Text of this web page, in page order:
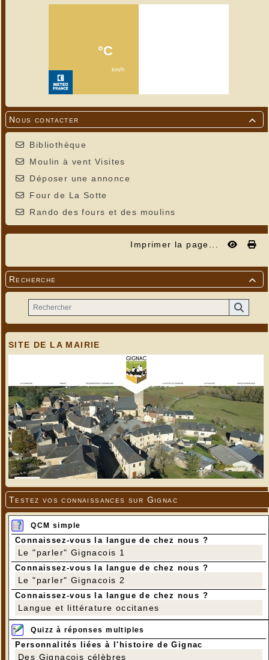

Nous contacter
Bibliothèque
Moulin à vent Visites
Déposer une annonce
Four de La Sotte
Rando des fours et des moulins
Imprimer la page...

Recherche
SITE DE LA MAIRIE
Testez vos connaissances sur Gignac
QCM simple
Connaissez-vous la langue de chez nous ?
Le "parler" Gignacois 1
Connaissez-vous la langue de chez nous ?
Le "parler" Gignacois 2
Connaissez-vous la langue de chez nous ?
Langue et littérature occitanes
Quizz à réponses multiples
Personnalités liées à l'histoire de Gignac
Des Gignacois célèbres